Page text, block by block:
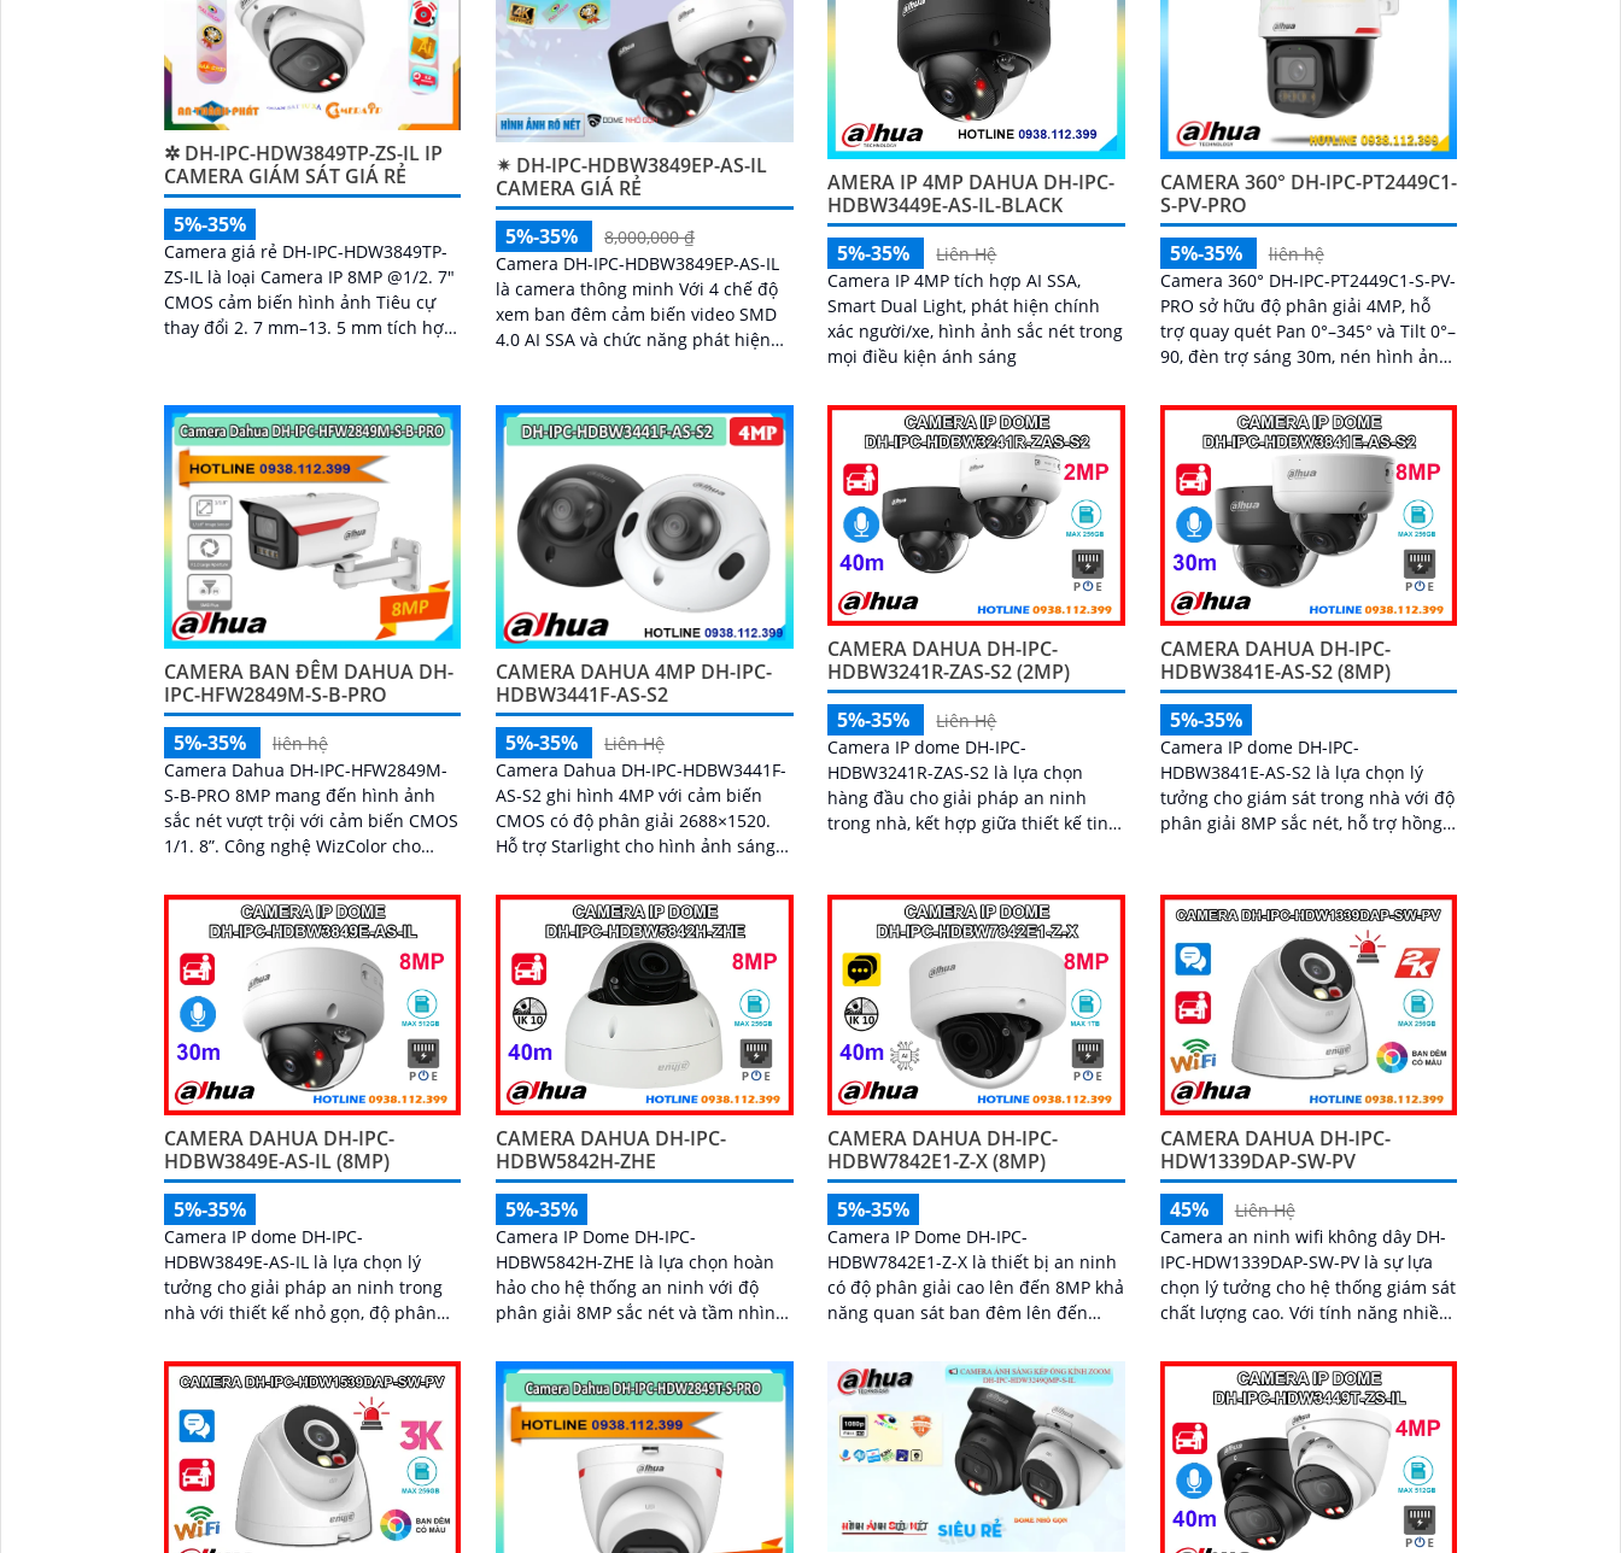
✲ DH-IPC-HDW3849TP-ZS-IL IP
CAMERA GIÁM SÁT GIÁ RẺ
5%-35%
Camera giá rẻ DH-IPC-HDW3849TP-
ZS-IL là loại Camera IP 8MP @1/2. 7"
CMOS cảm biến hình ảnh Tiêu cự
thay đổi 2. 7 mm–13. 5 mm tích hợp
✴ DH-IPC-HDBW3849EP-AS-IL
CAMERA GIÁ RẺ
5%-35%
8,000,000 ₫
Camera DH-IPC-HDBW3849EP-AS-IL
là camera thông minh Với 4 chế độ
xem ban đêm cảm biến video SMD
4.0 AI SSA và chức năng phát hiện
hay doanh nghiệp của bạn
AMERA IP 4MP DAHUA DH-IPC-
HDBW3449E-AS-IL-BLACK
5%-35%
Liên Hệ
Camera IP 4MP tích hợp AI SSA,
Smart Dual Light, phát hiện chính
xác người/xe, hình ảnh sắc nét trong
mọi điều kiện ánh sáng
CAMERA 360° DH-IPC-PT2449C1-
S-PV-PRO
5%-35%
liên hệ
Camera 360° DH-IPC-PT2449C1-S-PV-
PRO sở hữu độ phân giải 4MP, hỗ
trợ quay quét Pan 0°–345° và Tilt 0°–
90, đèn trợ sáng 30m, nén hình ảnh
xử lý WDR 120dB, BLC, HLC, 3D-NR
CAMERA BAN ĐÊM DAHUA DH-
IPC-HFW2849M-S-B-PRO
5%-35%
liên hệ
Camera Dahua DH-IPC-HFW2849M-
S-B-PRO 8MP mang đến hình ảnh
sắc nét vượt trội với cảm biến CMOS
1/1. 8”. Công nghệ WizColor cho
đẹp và chân thực
CAMERA DAHUA 4MP DH-IPC-
HDBW3441F-AS-S2
5%-35%
Liên Hệ
Camera Dahua DH-IPC-HDBW3441F-
AS-S2 ghi hình 4MP với cảm biến
CMOS có độ phân giải 2688×1520.
Hỗ trợ Starlight cho hình ảnh sáng
định 3
CAMERA DAHUA DH-IPC-
HDBW3241R-ZAS-S2 (2MP)
5%-35%
Liên Hệ
Camera IP dome DH-IPC-
HDBW3241R-ZAS-S2 là lựa chọn
hàng đầu cho giải pháp an ninh
trong nhà, kết hợp giữa thiết kế tinh
micro tích hợp ghi âm, cùng khả
năng nhận diện chính xác người và
phương tiện, camera giúp giám sát
chính xác, giảm thiểu cảnh báo sai,
hỗ trợ khe thẻ nhớ lên đến 256GB
và cấp nguồn PoE
CAMERA DAHUA DH-IPC-
HDBW3841E-AS-S2 (8MP)
5%-35%
Camera IP dome DH-IPC-
HDBW3841E-AS-S2 là lựa chọn lý
tưởng cho giám sát trong nhà với độ
phân giải 8MP sắc nét, hỗ trợ hồng
minh, camera có khả năng nhận
diện và phân biệt chuyển động của
người và phương tiện, tăng độ chính
xác trong cảnh báo an ninh
CAMERA DAHUA DH-IPC-
HDBW3849E-AS-IL (8MP)
5%-35%
Camera IP dome DH-IPC-
HDBW3849E-AS-IL là lựa chọn lý
tưởng cho giải pháp an ninh trong
nhà với thiết kế nhỏ gọn, độ phân
hình ban đêm ấn tượng nhờ hồng
ngoại 30m kết hợp đèn trợ sáng.
Tích hợp micro thu âm, khe cắm thẻ
nhớ đến 512GB và công nghệ AI
thông minh giúp phân biệt chính
xác người và phương tiện hỗ trợ
POE, giảm thiểu báo động giả hiệu
quả
CAMERA DAHUA DH-IPC-
HDBW5842H-ZHE
5%-35%
Camera IP Dome DH-IPC-
HDBW5842H-ZHE là lựa chọn hoàn
hảo cho hệ thống an ninh với độ
phân giải 8MP sắc nét và tầm nhìn
ảnh rõ ràng cả ngày lẫn đêm. Tích
hợp công nghệ AI thông minh giúp
phân biệt chuyển động giữa người
và phương tiện, hạn chế cảnh báo
sai, đi kèm khe cắm thẻ nhớ 256GB
lưu trữ lâu dài, hỗ trợ POE tiện lợi và
mức giá phải chăng
CAMERA DAHUA DH-IPC-
HDBW7842E1-Z-X (8MP)
5%-35%
Camera IP Dome DH-IPC-
HDBW7842E1-Z-X là thiết bị an ninh
có độ phân giải cao lên đến 8MP khả
năng quan sát ban đêm lên đến
đàm thoại hai chiều, camera mang
đến trải nghiệm giám sát toàn diện.
Đặc biệt, các tính năng AI thông
minh như nhận diện khuôn mặt và
đếm người giúp nâng cao hiệu quả
quản lý và an ninh cho mọi không
gian trong nhà
CAMERA DAHUA DH-IPC-
HDW1339DAP-SW-PV
45%
Liên Hệ
Camera an ninh wifi không dây DH-
IPC-HDW1339DAP-SW-PV là sự lựa
chọn lý tưởng cho hệ thống giám sát
chất lượng cao. Với tính năng nhiều
và loa đàm thoại 2 chiều phát hiện
người và phương tiện và độ phân
giải 3MP sắc nét camera giúp bảo vệ
an toàn cho ngôi nhà hoặc văn
phòng của bạn